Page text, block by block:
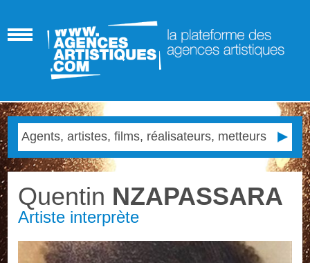
Quentin NZAPASSARA
Artiste interprète